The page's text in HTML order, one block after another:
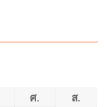
ศ.
ส.